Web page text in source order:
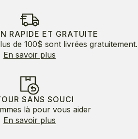
RAPIDE ET GRATUITE
de 100$ sont livrées gratuitement.
En savoir plus
SANS SOUCI
là pour vous aider
En savoir plus